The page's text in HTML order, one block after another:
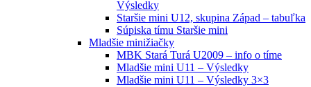
Výsledky
Staršie mini U12, skupina Západ – tabuľka
Súpiska tímu Staršie mini
Mladšie minižiačky
MBK Stará Turá U2009 – info o tíme
Mladšie mini U11 – Výsledky
Mladšie mini U11 – Výsledky 3×3